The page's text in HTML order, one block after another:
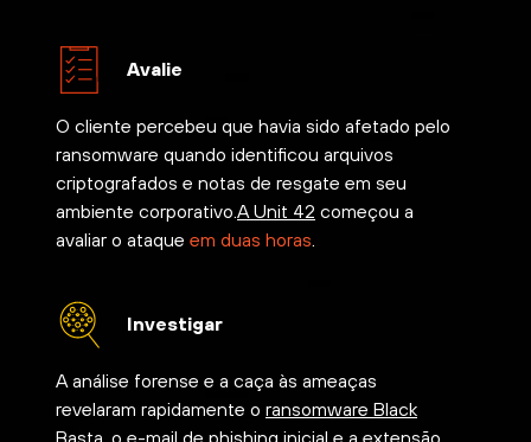
Avalie
O cliente percebeu que havia sido afetado pelo
ransomware quando identificou arquivos
criptografados e notas de resgate em seu
ambiente corporativo. A Unit 42 começou a
avaliar o ataque em duas horas
Investigar
A análise forense e a caça às ameaças
revelaram rapidamente o ransomware Black
Basta, o e-mail de phishing inicial e a extensão